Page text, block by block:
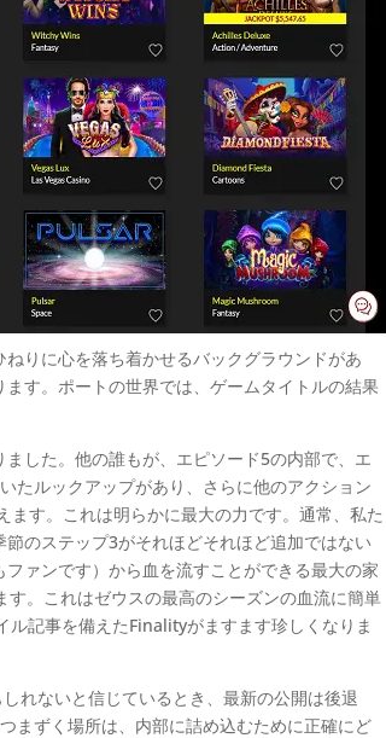
りに心を落ち着かせるバックグラウンドがあ
す。ポートの世界では、ゲームタイトルの結果
した。他の誰もが、エピソード5の内部で、エ
たルックアップがあり、さらに他のアクション
す。これは明らかに最大の力です。通常、私た
のステップ3がそれほどそれほど追加ではない
ァンです）から血を流すことができる最大の家
。これはゼウスの最高のシーズンの血流に簡単
記事を備えたFinalityがますます珍しくなりま
れないと信じているとき、最新の公開は後退
まずく場所は、内部に詰め込むために正確にど